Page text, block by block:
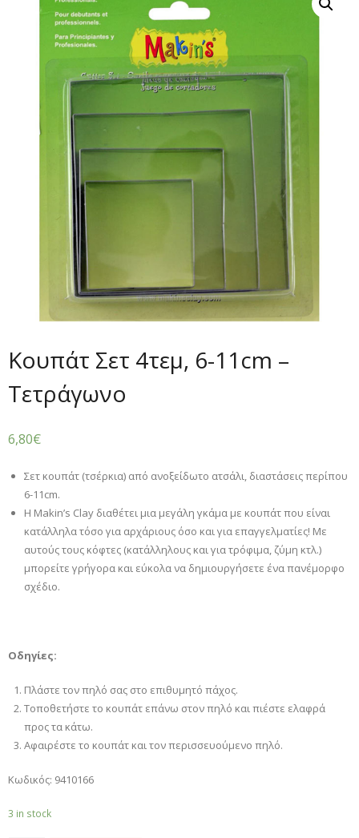
Κουπάτ Σετ 4τεμ, 6-11cm –
Τετράγωνο
6,80€
Σετ κουπάτ (τσέρκια) από ανοξείδωτο ατσάλι, διαστάσεις περίπου
6-11cm.
Η Makin’s Clay διαθέτει μια μεγάλη γκάμα με κουπάτ που είναι
κατάλληλα τόσο για αρχάριους όσο και για επαγγελματίες! Με
αυτούς τους κόφτες (κατάλληλους και για τρόφιμα, ζύμη κτλ.)
μπορείτε γρήγορα και εύκολα να δημιουργήσετε ένα πανέμορφο
σχέδιο.
Οδηγίες:
Πλάστε τον πηλό σας στο επιθυμητό πάχος.
Τοποθετήστε το κουπάτ επάνω στον πηλό και πιέστε ελαφρά
προς τα κάτω.
Αφαιρέστε το κουπάτ και τον περισσευούμενο πηλό.
Κωδικός: 9410166
3 in stock